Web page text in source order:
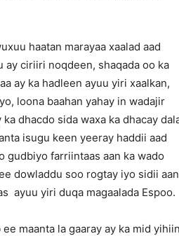
haatan marayaa xaalad aad
ay ciriiri noqdeen, shaqada oo ka
ay ka hadleen ayuu yiri xaalkan,
loona baahan yahay in wadajir
dhacdo sida waxa ka dhacay
isugu keen yeeray haddii aad
gudbiyo farriintaas aan ka wado
dowladdu soo rogtay iyo sidii aan
ayuu yiri duqa magaalada Espoo.
maanta la gaaray ay ka mid